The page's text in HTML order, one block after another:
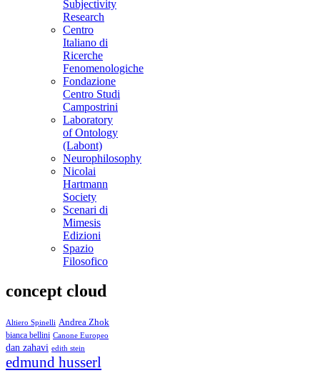
Subjectivity
Research
Centro
Italiano di
Ricerche
Fenomenologiche
Fondazione
Centro Studi
Campostrini
Laboratory
of Ontology
(Labont)
Neurophilosophy
Nicolai
Hartmann
Society
Scenari di
Mimesis
Edizioni
Spazio
Filosofico
concept cloud
Altiero Spinelli Andrea Zhok
bianca bellini Canone Europeo
dan zahavi edith stein
edmund husserl